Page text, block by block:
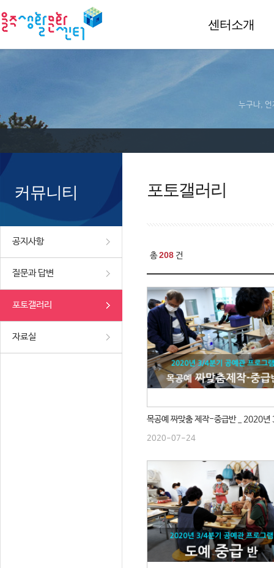
센터소개
누구나, 언
커뮤니티
공지사항
질문과 답변
포토갤러리
자료실
포토갤러리
총208 건
2020-07-24